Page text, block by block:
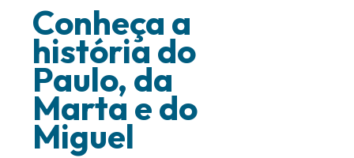
Conheça a
história do
Paulo, da
Marta e do
Miguel